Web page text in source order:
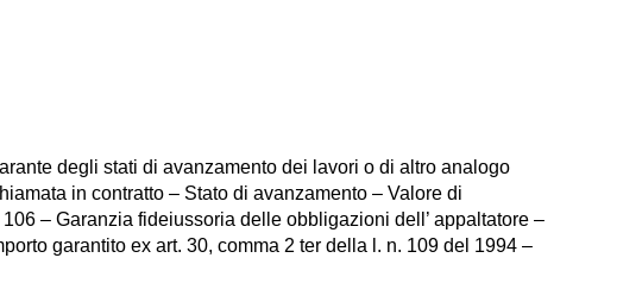
degli stati di avanzamento dei lavori o di altro analogo
in contratto – Stato di avanzamento – Valore di
– Garanzia fideiussoria delle obbligazioni dell’ appaltatore –
garantito ex art. 30, comma 2 ter della l. n. 109 del 1994 –